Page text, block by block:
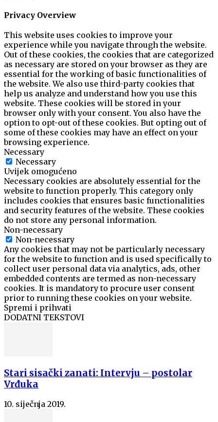
Privacy Overview
This website uses cookies to improve your
experience while you navigate through the website.
Out of these cookies, the cookies that are categorized
as necessary are stored on your browser as they are
essential for the working of basic functionalities of
the website. We also use third-party cookies that
help us analyze and understand how you use this
website. These cookies will be stored in your
browser only with your consent. You also have the
option to opt-out of these cookies. But opting out of
some of these cookies may have an effect on your
browsing experience.
Necessary
Necessary
Uvijek omogućeno
Necessary cookies are absolutely essential for the
website to function properly. This category only
includes cookies that ensures basic functionalities
and security features of the website. These cookies
do not store any personal information.
Non-necessary
Non-necessary
Any cookies that may not be particularly necessary
for the website to function and is used specifically to
collect user personal data via analytics, ads, other
embedded contents are termed as non-necessary
cookies. It is mandatory to procure user consent
prior to running these cookies on your website.
Spremi i prihvati
DODATNI TEKSTOVI
Stari sisački zanati: Intervju – postolar
Vrđuka
10. siječnja 2019.